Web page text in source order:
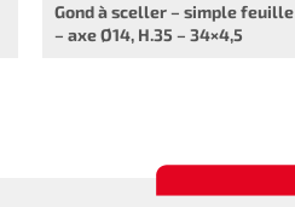
Gond à sceller – simple feuille
– axe Ø14, H.35 – 34×4,5